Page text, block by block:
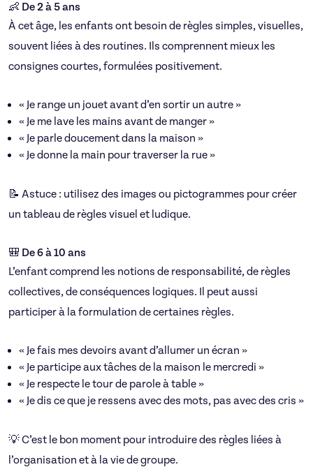
👶 De 2 à 5 ans
À cet âge, les enfants ont besoin de règles simples, visuelles,
souvent liées à des routines. Ils comprennent mieux les
consignes courtes, formulées positivement.
« Je range un jouet avant d’en sortir un autre »
« Je me lave les mains avant de manger »
« Je parle doucement dans la maison »
« Je donne la main pour traverser la rue »
📝 Astuce : utilisez des images ou pictogrammes pour créer
un tableau de règles visuel et ludique.
🎒 De 6 à 10 ans
L’enfant comprend les notions de responsabilité, de règles
collectives, de conséquences logiques. Il peut aussi
participer à la formulation de certaines règles.
« Je fais mes devoirs avant d’allumer un écran »
« Je participe aux tâches de la maison le mercredi »
« Je respecte le tour de parole à table »
« Je dis ce que je ressens avec des mots, pas avec des cris »
💡 C’est le bon moment pour introduire des règles liées à
l’organisation et à la vie de groupe.